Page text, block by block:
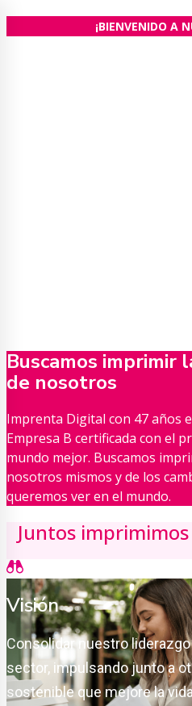
¡BIENVENIDO A
Buscamos imprimir
de nosotros
Imprenta Digital con 47 años
Empresa B certificada con el
mundo mejor. Buscamos
nosotros mismos y de los
queremos ver en el mundo.
Juntos
Visión
Consolidar nuestro
sector, impulsando junto a
sostenible que mejore la